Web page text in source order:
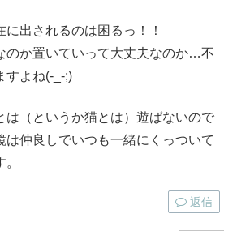
に出されるのは困るっ！！
のか置いていって大丈夫なのか…不
すよね(-_-;)
は（というか猫とは）遊ばないので
は仲良しでいつも一緒にくっついて
返信